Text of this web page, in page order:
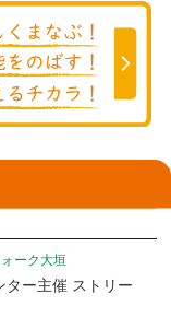
ーク大垣
ター主催 ストリー